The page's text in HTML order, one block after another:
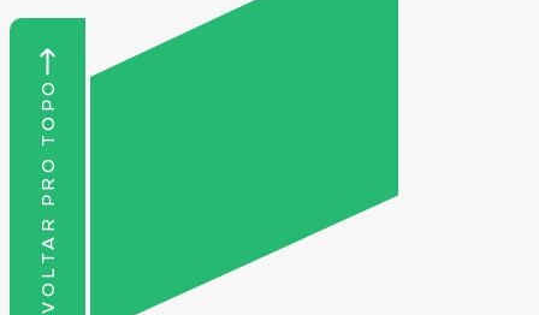
VOLTAR PRO TOPO